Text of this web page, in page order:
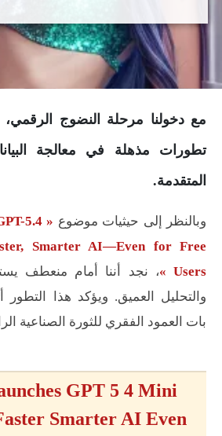
مع دخولنا مرحلة النضوج
تطورات مذهلة في معالجة
المتقدمة.
وبالنظر إلى حيثيات موضوع
5.4
Smarter AI—Even for Free
Users »
، نجد أننا أمام منعطف
والتحليل العميق. ويؤكد هذا التطور
بات العمود الفقري للثورة الصناعية
GPT 5 4 Mini
Smarter AI Even